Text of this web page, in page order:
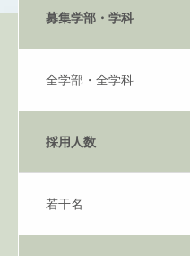
募集学部・学科
全学部・全学科
採用人数
若干名